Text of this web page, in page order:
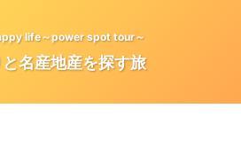
life～power spot tour～
名産地産を探す旅